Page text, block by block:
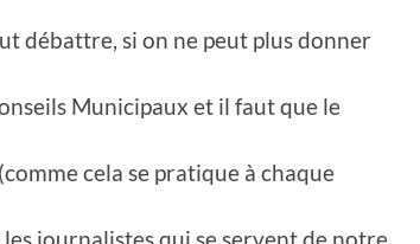
débattre, si on ne peut plus donner
Municipaux et il faut que le
cela se pratique à chaque